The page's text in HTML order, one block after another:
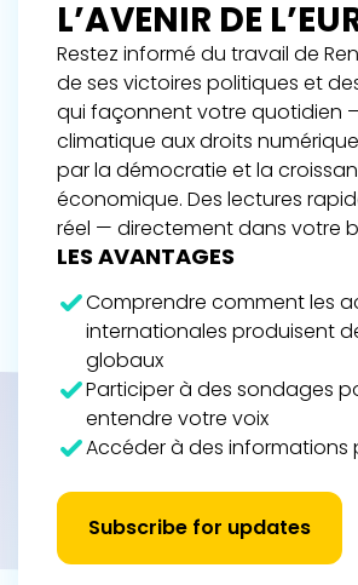
L’AVENIR DE
Restez informé du travail de
de ses victoires politiques et
qui façonnent votre quotidien
climatique aux droits
par la démocratie et la
économique. Des lectures
réel — directement dans votre
LES AVANTAGES
Comprendre comment les
internationales produisent
globaux
Participer à des sondages
entendre votre voix
Accéder à des informations
Subscribe for updates